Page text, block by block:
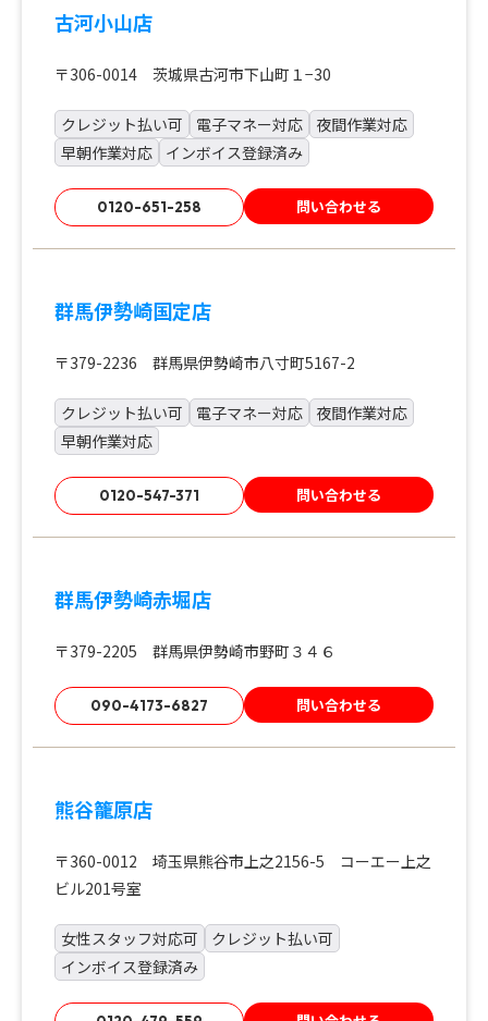
古河小山店
〒306-0014 茨城県古河市下山町１−30
クレジット払い可 電子マネー対応
夜間作業対応
早朝作業対応
インボイス登録済み
0120-651-258 問い合わせる
群馬伊勢崎国定店
〒379-2236 群馬県伊勢崎市八寸町5167-2
クレジット払い可 電子マネー対応
夜間作業対応
早朝作業対応
0120-547-371 問い合わせる
群馬伊勢崎赤堀店
〒379-2205 群馬県伊勢崎市野町３４６
090-4173-6827 問い合わせる
熊谷籠原店
〒360-0012 埼玉県熊谷市上之2156-5 コーエー上之
ビル201号室
女性スタッフ対応可
クレジット払い可
インボイス登録済み